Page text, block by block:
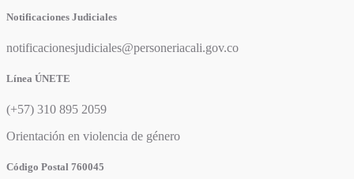
Notificaciones Judiciales
notificacionesjudiciales@personeriacali.gov.co
Línea ÚNETE
(+57) 310 895 2059
Orientación en violencia de género
Código Postal 760045